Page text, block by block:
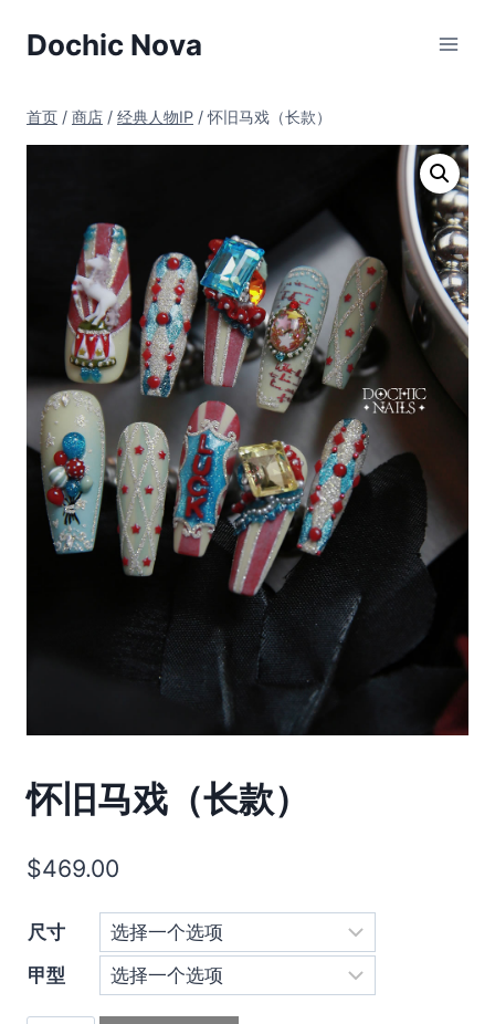
Dochic Nova
首页 / 商店 / 经典人物IP / 怀旧马戏（长款）
怀旧马戏（长款）
$469.00
尺寸
甲型